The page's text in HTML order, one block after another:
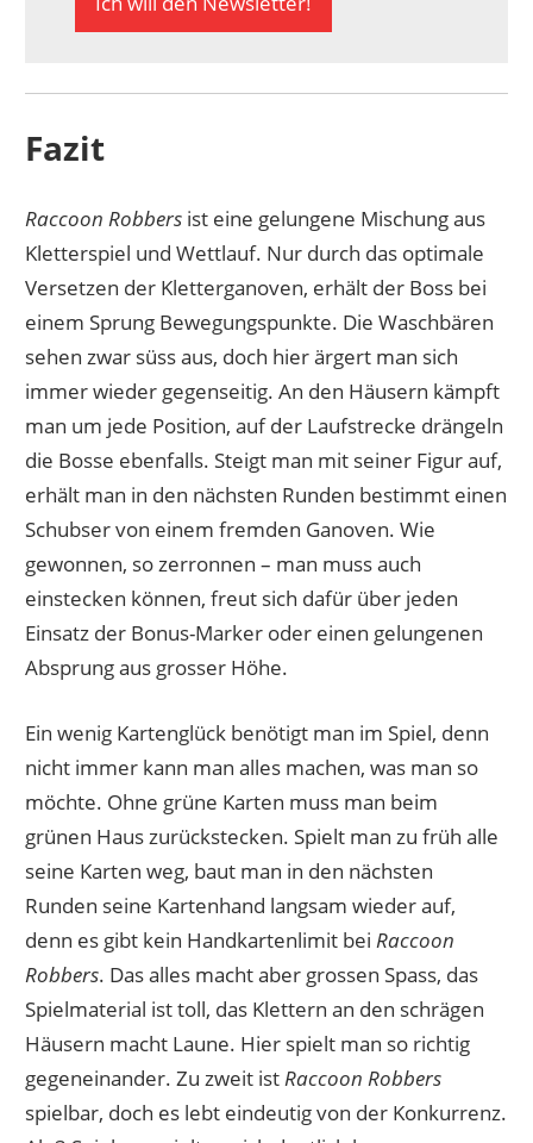
Fazit
Raccoon Robbers ist eine gelungene Mischung aus
Kletterspiel und Wettlauf. Nur durch das optimale
Versetzen der Kletterganoven, erhält der Boss bei
einem Sprung Bewegungspunkte. Die Waschbären
sehen zwar süss aus, doch hier ärgert man sich
immer wieder gegenseitig. An den Häusern kämpft
man um jede Position, auf der Laufstrecke drängeln
die Bosse ebenfalls. Steigt man mit seiner Figur auf,
erhält man in den nächsten Runden bestimmt einen
Schubser von einem fremden Ganoven. Wie
gewonnen, so zerronnen – man muss auch
einstecken können, freut sich dafür über jeden
Einsatz der Bonus-Marker oder einen gelungenen
Absprung aus grosser Höhe.
Ein wenig Kartenglück benötigt man im Spiel, denn
nicht immer kann man alles machen, was man so
möchte. Ohne grüne Karten muss man beim
grünen Haus zurückstecken. Spielt man zu früh alle
seine Karten weg, baut man in den nächsten
Runden seine Kartenhand langsam wieder auf,
denn es gibt kein Handkartenlimit bei Raccoon
Robbers. Das alles macht aber grossen Spass, das
Spielmaterial ist toll, das Klettern an den schrägen
Häusern macht Laune. Hier spielt man so richtig
gegeneinander. Zu zweit ist Raccoon Robbers
spielbar, doch es lebt eindeutig von der Konkurrenz.